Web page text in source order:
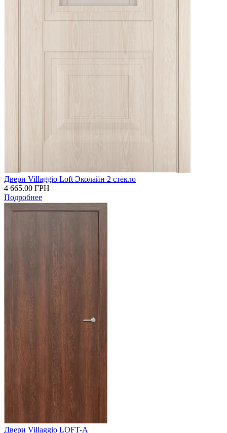
Двери Villaggio Loft Эколайн 2 стекло
4 665.00 ГРН
Подробнее
Двери Villaggio LOFT-A